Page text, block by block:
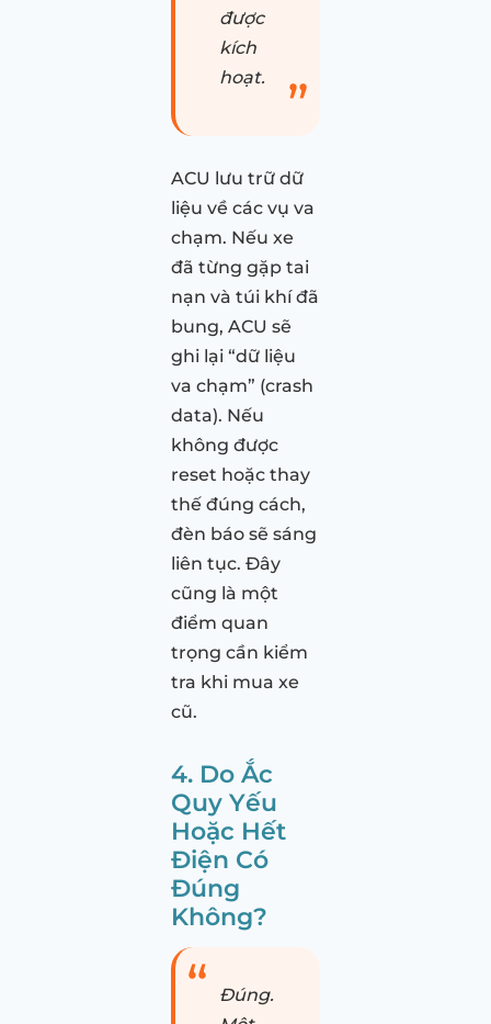
được
kích
hoạt.
ACU lưu trữ dữ
liệu về các vụ va
chạm. Nếu xe
đã từng gặp tai
nạn và túi khí đã
bung, ACU sẽ
ghi lại “dữ liệu
va chạm” (crash
data). Nếu
không được
reset hoặc thay
thế đúng cách,
đèn báo sẽ sáng
liên tục. Đây
cũng là một
điểm quan
trọng cần kiểm
tra khi mua xe
cũ.
4. Do Ắc
Quy Yếu
Hoặc Hết
Điện Có
Đúng
Không?
Đúng.